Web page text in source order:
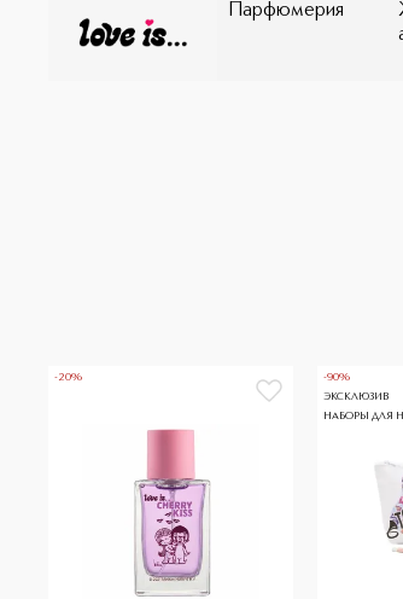
Парфюмерия
-20%
-90%
ЭКСКЛЮЗИВ
НАБОРЫ ДЛЯ